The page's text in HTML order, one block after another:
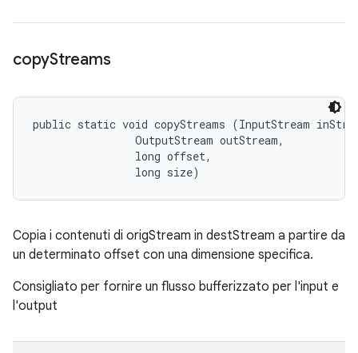
copyStreams
public static void copyStreams (InputStream
                OutputStream outStream,
                long offset,
                long size)
Copia i contenuti di origStream in destStream a partire da
un determinato offset con una dimensione specifica.
Consigliato per fornire un flusso bufferizzato per l'input e
l'output